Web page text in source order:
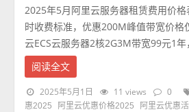
2025年5月阿里云服务器租赁费用价
时收费标准，优惠200M峰值带宽价格
云ECS云服务器2核2G3M带宽99元1年
阅读全文
2025年5月1日 11 views 0
惠2025
阿里云优惠价格2025 阿里云优惠